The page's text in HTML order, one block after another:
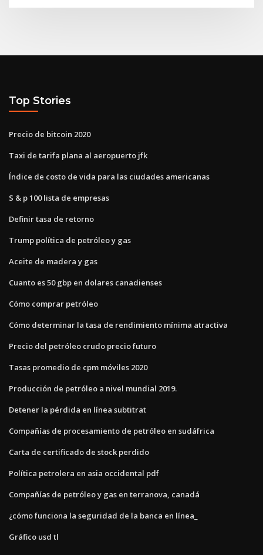
Top Stories
Precio de bitcoin 2020
Taxi de tarifa plana al aeropuerto jfk
Índice de costo de vida para las ciudades americanas
S & p 100 lista de empresas
Definir tasa de retorno
Trump política de petróleo y gas
Aceite de madera y gas
Cuanto es 50 gbp en dolares canadienses
Cómo comprar petróleo
Cómo determinar la tasa de rendimiento mínima atractiva
Precio del petróleo crudo precio futuro
Tasas promedio de cpm móviles 2020
Producción de petróleo a nivel mundial 2019.
Detener la pérdida en línea subtitrat
Compañías de procesamiento de petróleo en sudáfrica
Carta de certificado de stock perdido
Política petrolera en asia occidental pdf
Compañías de petróleo y gas en terranova, canadá
¿cómo funciona la seguridad de la banca en línea_
Gráfico usd tl